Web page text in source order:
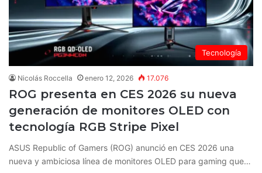
Tecnología
Nicolás Roccella enero 12, 2026 17.076
ROG presenta en CES 2026 su nueva
generación de monitores OLED con
tecnología RGB Stripe Pixel
ASUS Republic of Gamers (ROG) anunció en CES 2026 una
nueva y ambiciosa línea de monitores OLED para gaming que…